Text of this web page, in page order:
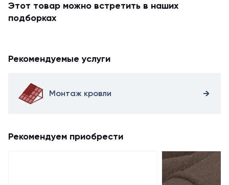
Этот товар можно встретить в наших
подборках
Рекомендуемые услуги
Монтаж кровли
Рекомендуем приобрести